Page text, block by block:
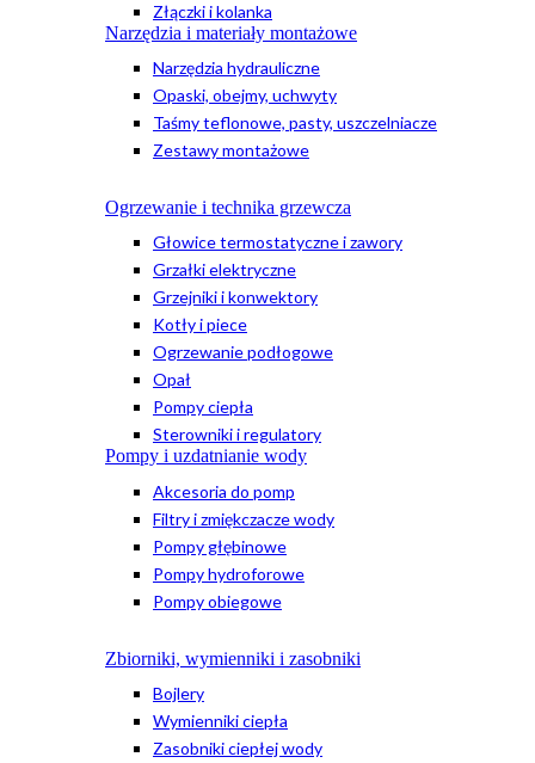
Złączki i kolanka
Narzędzia i materiały montażowe
Narzędzia hydrauliczne
Opaski, obejmy, uchwyty
Taśmy teflonowe, pasty, uszczelniacze
Zestawy montażowe
Ogrzewanie i technika grzewcza
Głowice termostatyczne i zawory
Grzałki elektryczne
Grzejniki i konwektory
Kotły i piece
Ogrzewanie podłogowe
Opał
Pompy ciepła
Sterowniki i regulatory
Pompy i uzdatnianie wody
Akcesoria do pomp
Filtry i zmiękczacze wody
Pompy głębinowe
Pompy hydroforowe
Pompy obiegowe
Zbiorniki, wymienniki i zasobniki
Bojlery
Wymienniki ciepła
Zasobniki ciepłej wody